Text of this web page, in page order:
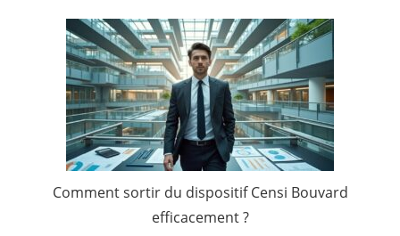
Comment sortir du dispositif Censi Bouvard
efficacement ?